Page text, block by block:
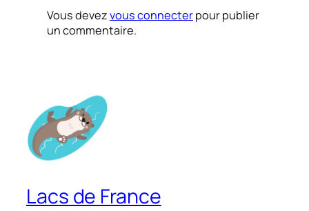
Vous devezvous connecterpour publier
un commentaire.
Lacs de France